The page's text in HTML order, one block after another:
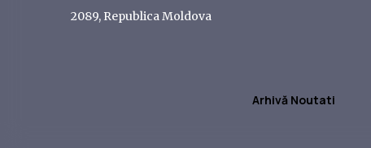
2089, Republica Moldova
Arhivă Noutati